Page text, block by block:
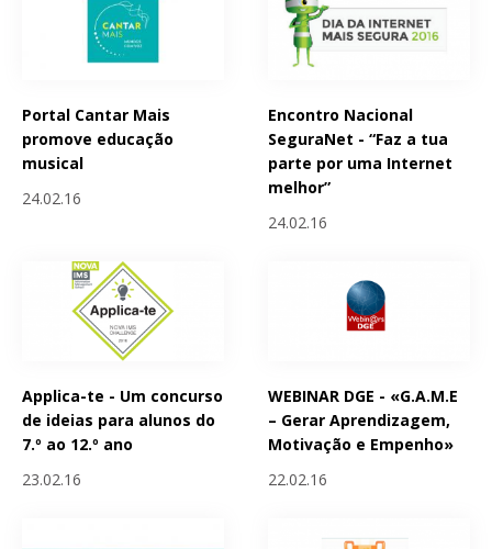
Portal Cantar Mais
promove educação
musical
24.02.16
Encontro Nacional
SeguraNet - “Faz a tua
parte por uma Internet
melhor”
24.02.16
Applica-te - Um concurso
de ideias para alunos do
7.º ao 12.º ano
23.02.16
WEBINAR DGE - «G.A.M.E
– Gerar Aprendizagem,
Motivação e Empenho»
22.02.16